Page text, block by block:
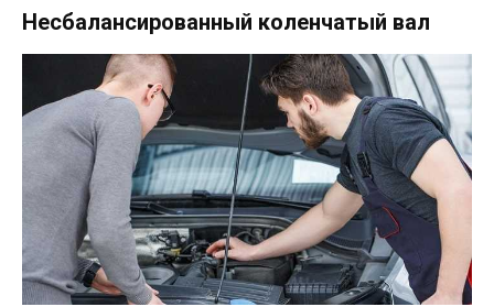
Несбалансированный коленчатый вал